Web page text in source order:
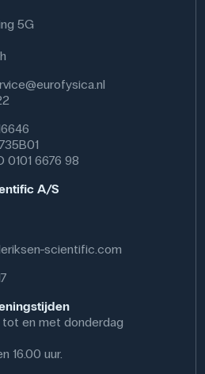
5G
0101 6676 98
A/S
scientific.com
tot en met donderdag
16.00 uur.